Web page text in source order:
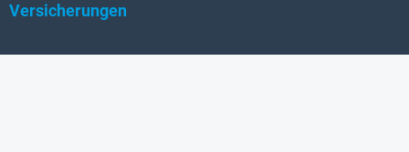
Versicherungen
Vienna Insurance Group